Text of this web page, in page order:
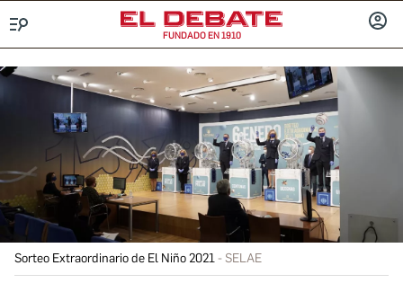
FUNDADO EN 1910
Sorteo Extraordinario de El Niño 2021 SELAE